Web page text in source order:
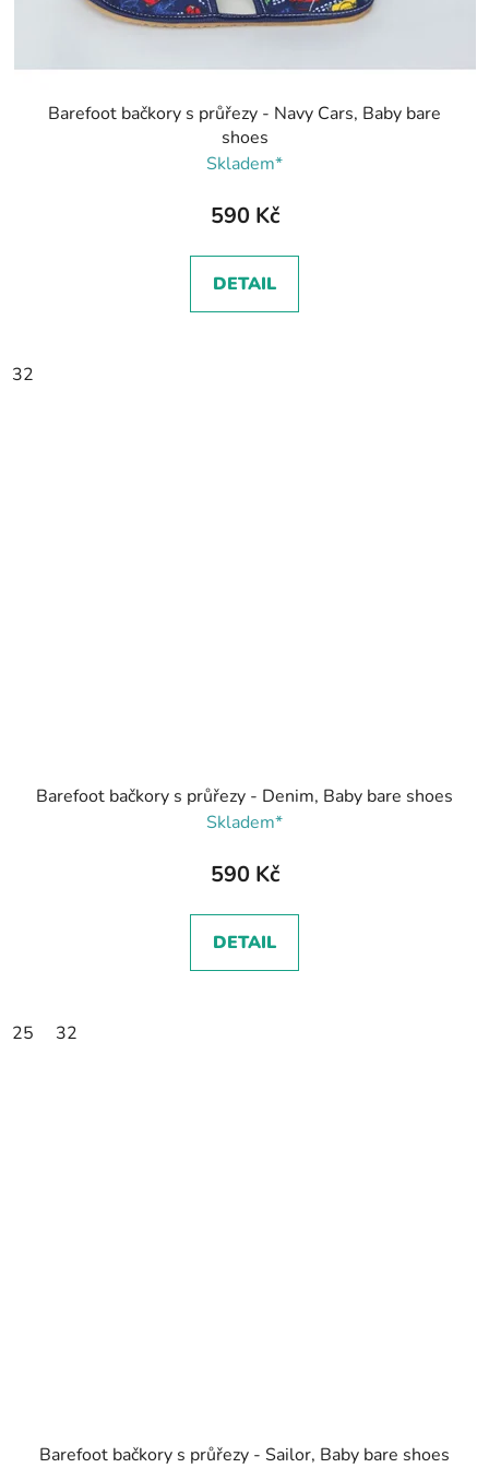
Barefoot bačkory s průřezy - Navy Cars, Baby bare
shoes
Skladem*
590 Kč
DETAIL
32
Barefoot bačkory s průřezy - Denim, Baby bare shoes
Skladem*
590 Kč
DETAIL
25 32
Barefoot bačkory s průřezy - Sailor, Baby bare shoes